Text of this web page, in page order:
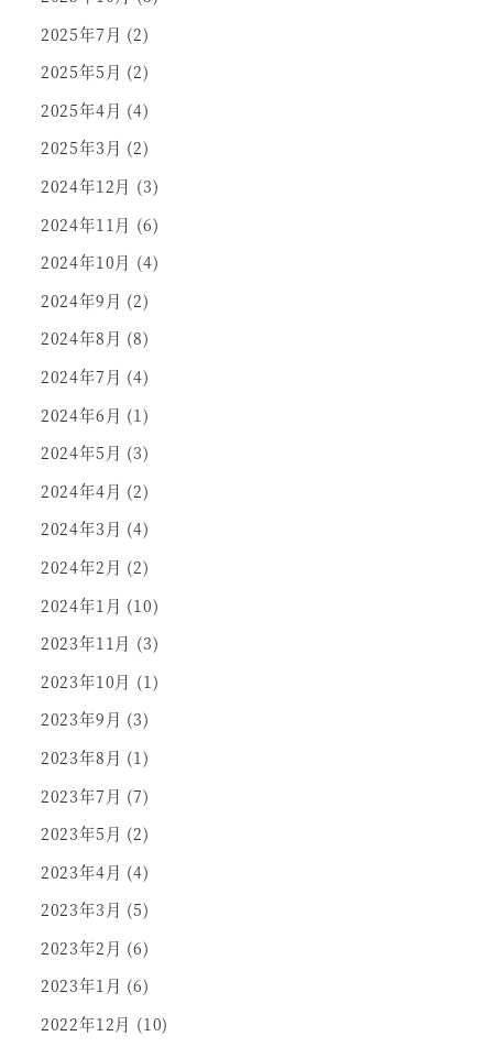
2025年7月 (2)
2025年5月 (2)
2025年4月 (4)
2025年3月 (2)
2024年12月 (3)
2024年11月 (6)
2024年10月 (4)
2024年9月 (2)
2024年8月 (8)
2024年7月 (4)
2024年6月 (1)
2024年5月 (3)
2024年4月 (2)
2024年3月 (4)
2024年2月 (2)
2024年1月 (10)
2023年11月 (3)
2023年10月 (1)
2023年9月 (3)
2023年8月 (1)
2023年7月 (7)
2023年5月 (2)
2023年4月 (4)
2023年3月 (5)
2023年2月 (6)
2023年1月 (6)
2022年12月 (10)